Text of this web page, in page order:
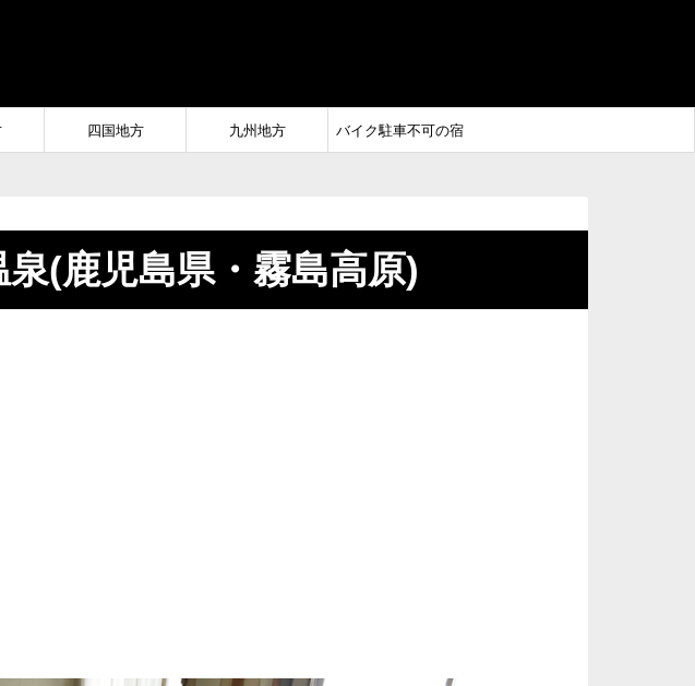
四国地方 九州地方 バイク駐車不可の宿
泉(鹿児島県・霧島高原)